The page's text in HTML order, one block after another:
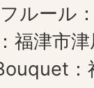
ルール
福津市